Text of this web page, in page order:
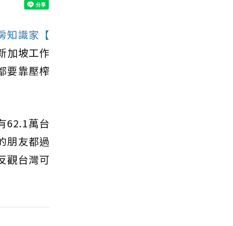
知識家【
加坡工作
要靠壓榨
62.1萬台
朋友都過
觀台灣可